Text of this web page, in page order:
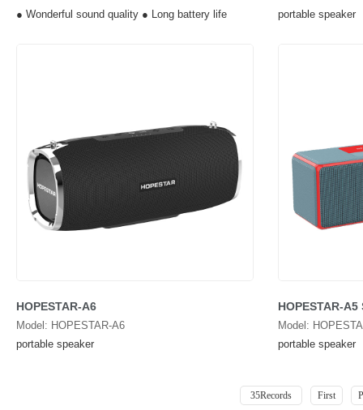
● Wonderful sound quality ● Long battery life
portable speaker
HOPESTAR-A6
Model: HOPESTAR-A6
portable speaker
HOPESTAR-A5
Model:
portable speaker
35Records First